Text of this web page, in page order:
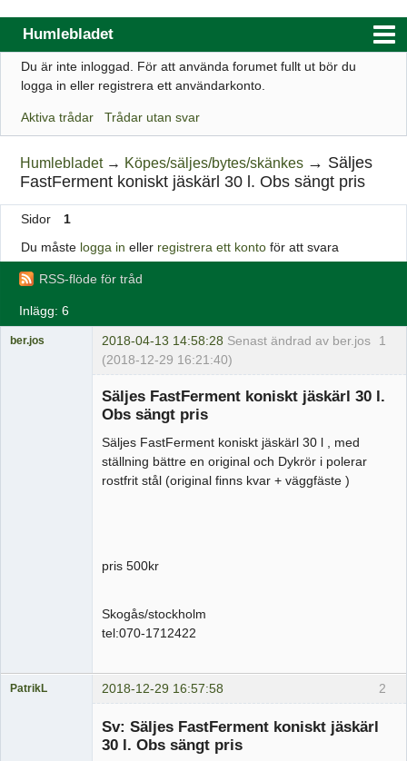
Humlebladet
Index
Regler
Sök
Registrera ett konto
Webbutik
Du är inte inloggad. För att använda forumet fullt ut bör du
logga in eller registrera ett användarkonto.
Aktiva trådar Trådar utan svar
Humlebladet → Köpes/säljes/bytes/skänkes → Säljes
FastFerment koniskt jäskärl 30 l. Obs sängt pris
Sidor
1
Du måste logga in eller registrera ett kontoför att svara
RSS-flöde för tråd
Inlägg: 6
1
ber.jos 2018-04-13 14:58:28 Senast ändrad av ber.jos
(2018-12-29 16:21:40)
Säljes FastFerment koniskt jäskärl 30 l.
Obs sängt pris
Säljes FastFerment koniskt jäskärl 30 l , med
ställning bättre en original och Dykrör i polerar
rostfrit stål (original finns kvar + väggfäste )
pris 500kr
Skogås/stockholm
tel:070-1712422
2
PatrikL 2018-12-29 16:57:58
Sv: Säljes FastFerment koniskt jäskärl
30 l. Obs sängt pris